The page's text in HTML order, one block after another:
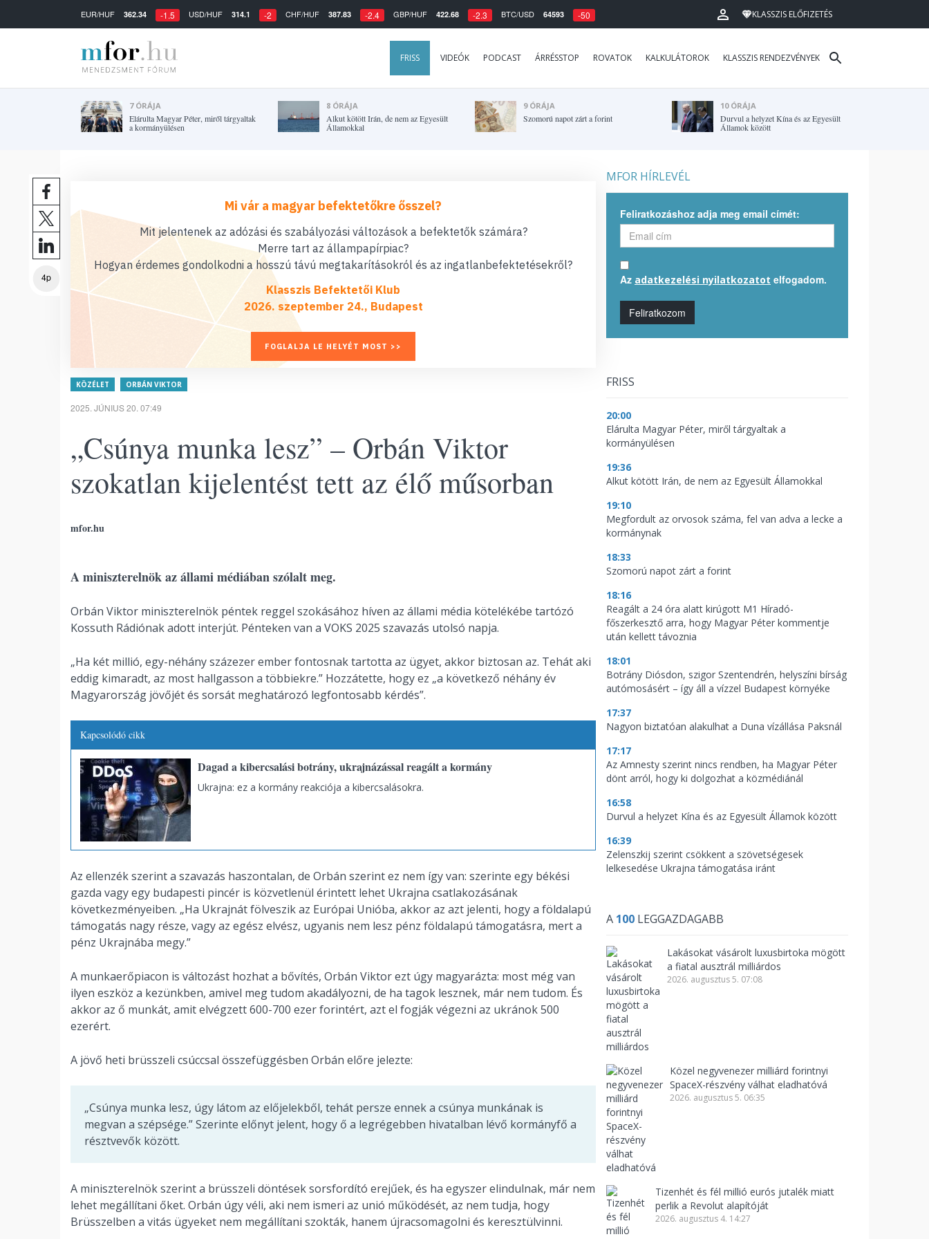
EUR/HUF 362.34 -1.5 USD/HUF 314.1 -2 CHF/HUF 387.83 -2.4 GBP/HUF 422.68 -2.3 BTC/USD 64593 -50 KLASSZIS ELŐFIZETÉS
FRISS VIDEÓK PODCAST ÁRRÉSSTOP ROVATOK KALKULÁTOROK KLASSZIS RENDEZVÉNYEK
7 ÓRÁJA
Elárulta Magyar Péter, miről tárgyaltak
a kormányülésen
8 ÓRÁJA
Alkut kötött Irán, de nem az Egyesült
Államokkal
9 ÓRÁJA
Szomorú napot zárt a forint
10 ÓRÁJA
Durvul a helyzet Kína és az Egyesült
Államok között
4p
Mi vár a magyar befektetőkre ősszel?
Mit jelentenek az adózási és szabályozási változások a befektetők számára?
Merre tart az állampapírpiac?
Hogyan érdemes gondolkodni a hosszú távú megtakarításokról és az ingatlanbefektetésekről?
Klasszis Befektetői Klub
2026. szeptember 24., Budapest
FOGLALJA LE HELYÉT MOST >>
KÖZÉLET ORBÁN VIKTOR
2025. JÚNIUS 20. 07:49
„Csúnya munka lesz” – Orbán Viktor
szokatlan kijelentést tett az élő műsorban
mfor.hu
A miniszterelnök az állami médiában szólalt meg.
Orbán Viktor miniszterelnök péntek reggel szokásához híven az állami média kötelékébe tartózó
Kossuth Rádiónak adott interjút. Pénteken van a VOKS 2025 szavazás utolsó napja.
„Ha két millió, egy-néhány százezer ember fontosnak tartotta az ügyet, akkor biztosan az. Tehát aki
eddig kimaradt, az most hallgasson a többiekre.” Hozzátette, hogy ez „a következő néhány év
Magyarország jövőjét és sorsát meghatározó legfontosabb kérdés”.
Kapcsolódó cikk
Dagad a kibercsalási botrány, ukrajnázással reagált a kormány
Ukrajna: ez a kormány reakciója a kibercsalásokra.
Az ellenzék szerint a szavazás haszontalan, de Orbán szerint ez nem így van: szerinte egy békési
gazda vagy egy budapesti pincér is közvetlenül érintett lehet Ukrajna csatlakozásának
következményeiben. „Ha Ukrajnát fölveszik az Európai Unióba, akkor az azt jelenti, hogy a földalapú
támogatás nagy része, vagy az egész elvész, ugyanis nem lesz pénz földalapú támogatásra, mert a
pénz Ukrajnába megy.”
A munkaerőpiacon is változást hozhat a bővítés, Orbán Viktor ezt úgy magyarázta: most még van
ilyen eszköz a kezünkben, amivel meg tudom akadályozni, de ha tagok lesznek, már nem tudom. És
akkor az ő munkát, amit elvégzett 600-700 ezer forintért, azt el fogják végezni az ukránok 500
ezerért.
A jövő heti brüsszeli csúccsal összefüggésben Orbán előre jelezte:
„Csúnya munka lesz, úgy látom az előjelekből, tehát persze ennek a csúnya munkának is
megvan a szépsége.” Szerinte előnyt jelent, hogy ő a legrégebben hivatalban lévő kormányfő a
résztvevők között.
A miniszterelnök szerint a brüsszeli döntések sorsfordító erejűek, és ha egyszer elindulnak, már nem
lehet megállítani őket. Orbán úgy véli, aki nem ismeri az unió működését, az nem tudja, hogy
Brüsszelben a vitás ügyeket nem megállítani szokták, hanem újracsomagolni és keresztülvinni.
MFOR HÍRLEVÉL
Feliratkozáshoz adja meg email címét:
Az adatkezelési nyilatkozatot elfogadom.
Feliratkozom
FRISS
20:00
Elárulta Magyar Péter, miről tárgyaltak a
kormányülésen
19:36
Alkut kötött Irán, de nem az Egyesült Államokkal
19:10
Megfordult az orvosok száma, fel van adva a lecke a
kormánynak
18:33
Szomorú napot zárt a forint
18:16
Reagált a 24 óra alatt kirúgott M1 Híradó-
főszerkesztő arra, hogy Magyar Péter kommentje
után kellett távoznia
18:01
Botrány Diósdon, szigor Szentendrén, helyszíni bírság
autómosásért – így áll a vízzel Budapest környéke
17:37
Nagyon biztatóan alakulhat a Duna vízállása Paksnál
17:17
Az Amnesty szerint nincs rendben, ha Magyar Péter
dönt arról, hogy ki dolgozhat a közmédiánál
16:58
Durvul a helyzet Kína és az Egyesült Államok között
16:39
Zelenszkij szerint csökkent a szövetségesek
lelkesedése Ukrajna támogatása iránt
A 100 LEGGAZDAGABB
Lakásokat vásárolt luxusbirtoka mögött
a fiatal ausztrál milliárdos
2026. augusztus 5. 07:08
Közel negyvenezer milliárd forintnyi
SpaceX-részvény válhat eladhatóvá
2026. augusztus 5. 06:35
Tizenhét és fél millió eurós jutalék miatt
perlik a Revolut alapítóját
2026. augusztus 4. 14:27